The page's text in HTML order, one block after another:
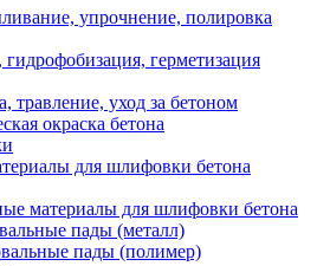
упрочнение, полировка
гидрофобизация, герметизация
травление, уход за бетоном
окраска бетона
для шлифовки бетона
материалы для шлифовки бетона
пады (металл)
пады (полимер)